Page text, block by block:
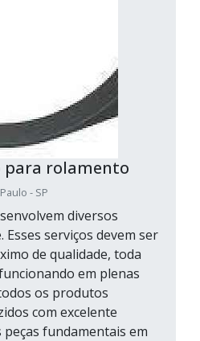
para rolamento
- SP
diversos
serviços devem ser
de qualidade, toda
em plenas
os produtos
com excelente
peças fundamentais em